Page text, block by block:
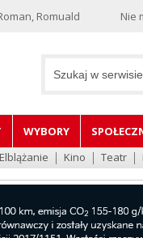
Romuald Nie
WYBORY
Kino Teatr